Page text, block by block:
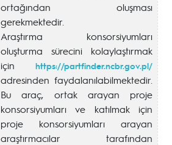
ortağından oluşması
gerekmektedir.
Araştırma konsorsiyumları
oluşturma sürecini kolaylaştırmak
için https://partfinder.ncbr.gov.pl/
adresinden faydalanılabilmektedir.
Bu araç, ortak arayan proje
konsorsiyumları ve katılmak için
proje konsorsiyumları arayan
araştırmacılar tarafından